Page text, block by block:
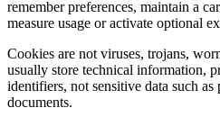
remember preferences, maintain a
measure usage or activate optional
Cookies are not viruses, trojans,
usually store technical information,
identifiers, not sensitive data such
documents.